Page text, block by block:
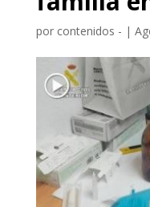
por contenidos - |